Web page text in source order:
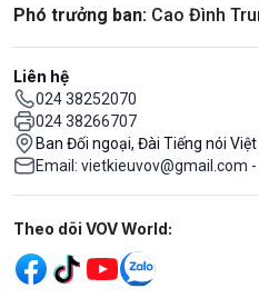
Phó trưởng ban: Cao Đình
Liên hệ
024 38252070
024 38266707
Ban Đối ngoại, Đài Tiếng nói
Email: vietkieuvov@gmail.com
Mạng xã hội
Theo dõi VOV World: